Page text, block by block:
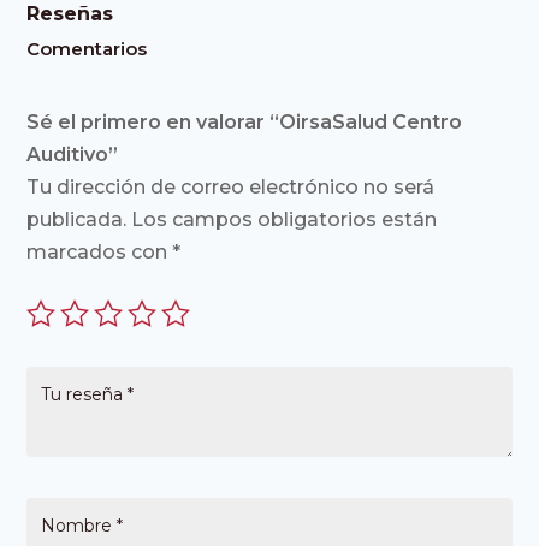
Reseñas
Comentarios
Sé el primero en valorar “OirsaSalud Centro
Auditivo”
Tu dirección de correo electrónico no será
publicada. Los campos obligatorios están
marcados con*